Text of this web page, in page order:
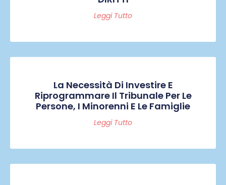
Leggi Tutto
La Necessità Di Investire E
Riprogrammare Il Tribunale Per Le
Persone, I Minorenni E Le Famiglie
Leggi Tutto